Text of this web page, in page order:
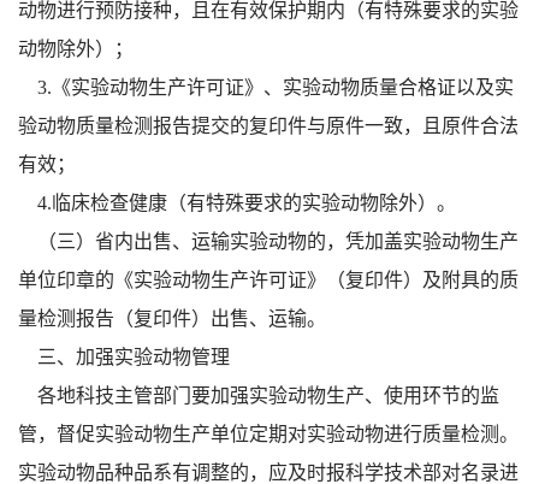
动物进行预防接种，且在有效保护期内（有特殊要求的实验
动物除外）；
3.《实验动物生产许可证》、实验动物质量合格证以及实
验动物质量检测报告提交的复印件与原件一致，且原件合法
有效；
4.临床检查健康（有特殊要求的实验动物除外）。
（三）省内出售、运输实验动物的，凭加盖实验动物生产
单位印章的《实验动物生产许可证》（复印件）及附具的质
量检测报告（复印件）出售、运输。
三、加强实验动物管理
各地科技主管部门要加强实验动物生产、使用环节的监
管，督促实验动物生产单位定期对实验动物进行质量检测。
实验动物品种品系有调整的，应及时报科学技术部对名录进